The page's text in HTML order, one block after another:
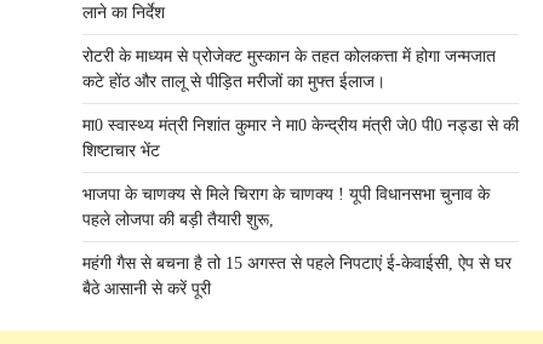
लाने का निर्देश
रोटरी के माध्यम से प्रोजेक्ट मुस्कान के तहत कोलकत्ता में होगा जन्मजात
कटे होंठ और तालू से पीड़ित मरीजों का मुफ्त ईलाज।
मा0 स्वास्थ्य मंत्री निशांत कुमार ने मा0 केन्द्रीय मंत्री जे0 पी0 नड्डा से की
शिष्टाचार भेंट
भाजपा के चाणक्य से मिले चिराग के चाणक्य ! यूपी विधानसभा चुनाव के
पहले लोजपा की बड़ी तैयारी शुरू,
महंगी गैस से बचना है तो 15 अगस्त से पहले निपटाएं ई-केवाईसी, ऐप से घर
बैठे आसानी से करें पूरी